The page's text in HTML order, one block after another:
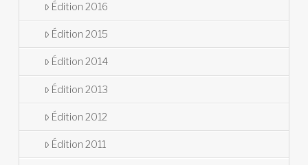
Édition 2016
Édition 2015
Édition 2014
Édition 2013
Édition 2012
Édition 2011